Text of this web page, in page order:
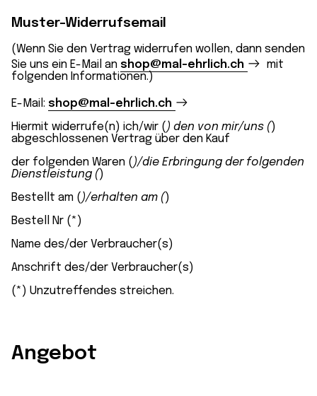
Muster-Widerrufsemail
(Wenn Sie den Vertrag widerrufen wollen, dann senden
Sie uns ein E-Mail an shop@mal-ehrlich.ch
mit
folgenden Informationen.)
E-Mail: shop@mal-ehrlich.ch
Hiermit widerrufe(n) ich/wir ( ) den von mir/uns ()
abgeschlossenen Vertrag über den Kauf
der folgenden Waren ( )/die Erbringung der folgenden
Dienstleistung ()
Bestellt am ( )/erhalten am ()
Bestell Nr (*)
Name des/der Verbraucher(s)
Anschrift des/der Verbraucher(s)
(*) Unzutreffendes streichen.
Angebot